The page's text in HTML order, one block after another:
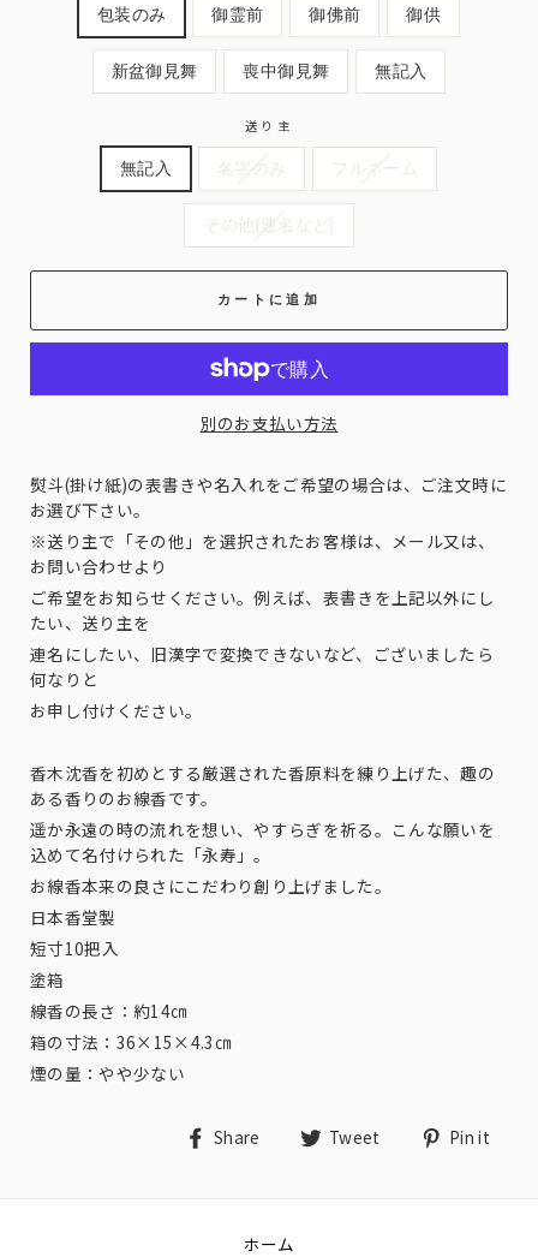
包装のみ 御霊前 御佛前 御供
新盆御見舞 喪中御見舞 無記入
送り主
無記入 名字のみ フルネーム
その他(連名など)
カートに追加
別のお支払い方法
熨斗(掛け紙)の表書きや名入れをご希望の場合は、ご注文時に
お選び下さい。
※送り主で「その他」を選択されたお客様は、メール又は、
お問い合わせより
ご希望をお知らせください。例えば、表書きを上記以外にし
たい、送り主を
連名にしたい、旧漢字で変換できないなど、ございましたら
何なりと
お申し付けください。
香木沈香を初めとする厳選された香原料を練り上げた、趣の
ある香りのお線香です。
遥か永遠の時の流れを想い、やすらぎを祈る。こんな願いを
込めて名付けられた「永寿」。
お線香本来の良さにこだわり創り上げました。
日本香堂製
短寸10把入
塗箱
線香の長さ：約14㎝
箱の寸法：36×15×4.3㎝
煙の量：やや少ない
Share
Share Tweet
Tweet Pin it
ホーム